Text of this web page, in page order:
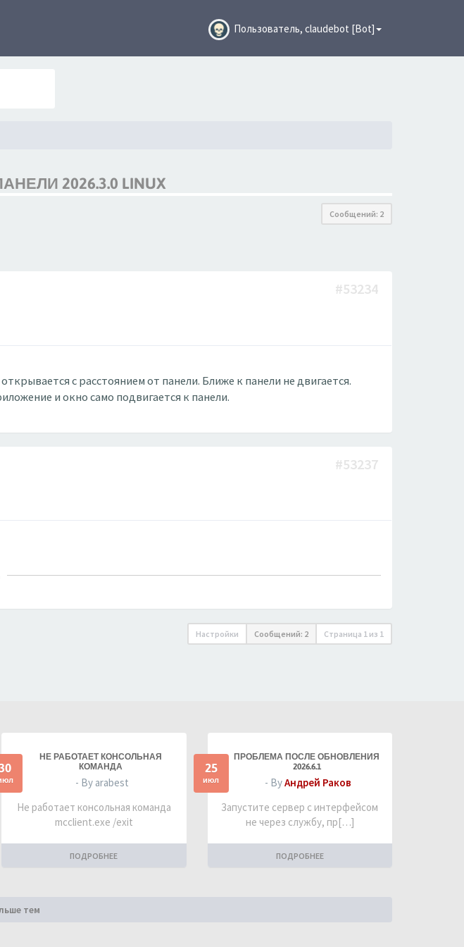
Пользователь, claudebot [Bot]
2026.3.0 LINUX
Сообщений: 2
#53234
с расстоянием от панели. Ближе к панели не двигается.
и окно само подвигается к панели.
#53237
Настройки Сообщений: 2 Страница 1 из 1
НЕ РАБОТАЕТ КОНСОЛЬНАЯ
КОМАНДА
- By arabest
Не работает консольная команда
mcclient.exe /exit
ПОДРОБНЕЕ
25
июл
ПРОБЛЕМА ПОСЛЕ ОБНОВЛЕНИЯ
2026.6.1
- ByАндрей Раков
Запустите сервер с интерфейсом
не через службу, пр[…]
ПОДРОБНЕЕ
тем